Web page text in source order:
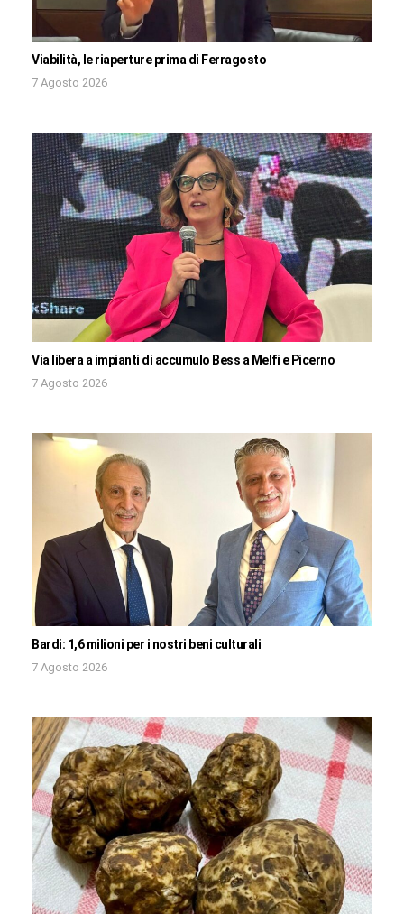
Viabilità, le riaperture prima di Ferragosto
7 Agosto 2026
Via libera a impianti di accumulo Bess a Melfi e Picerno
7 Agosto 2026
Bardi: 1,6 milioni per i nostri beni culturali
7 Agosto 2026